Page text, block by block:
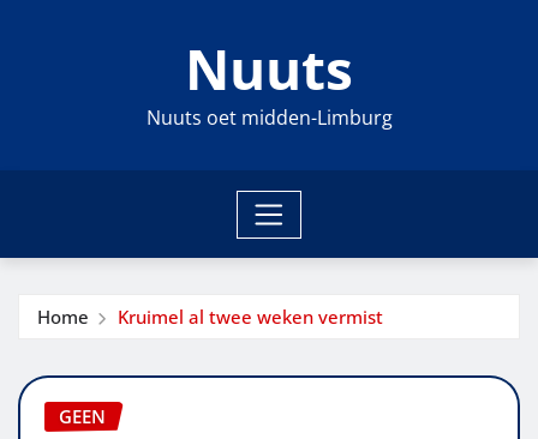
Nuuts
Nuuts oet midden-Limburg
Home Kruimel al twee weken vermist
GEEN